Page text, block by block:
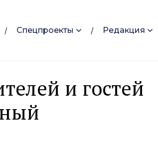
Спецпроекты Редакция
и гостей